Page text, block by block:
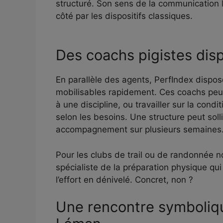
structuré. Son sens de la
côté par les dispositifs classiques.
Des coachs pigistes
En parallèle des agents, PerfIndex
mobilisables rapidement. Ces coachs
à une discipline, ou travailler sur la
selon les besoins. Une structure peut
accompagnement sur plusieurs semaines.
Pour les clubs de trail ou de randonnée
spécialiste de la préparation physique
l’effort en dénivelé. Concret, non ?
Une rencontre